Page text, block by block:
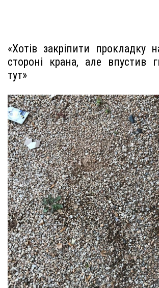
«Хотів закріпити прокладку
стороні крана, але впустив
тут»